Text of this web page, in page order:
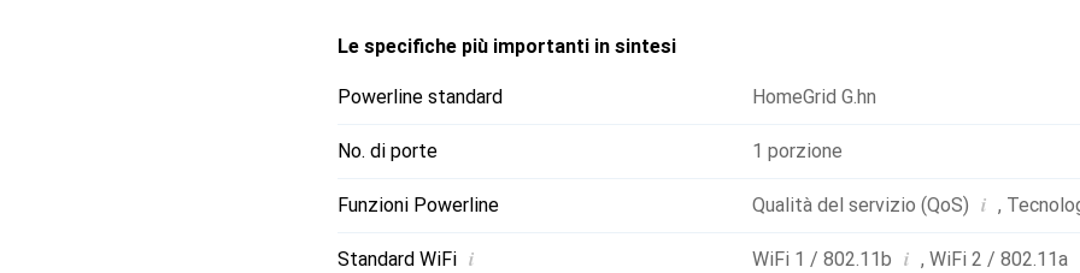
Le specifiche più importanti in sintesi
Powerline standard HomeGrid G.hn
No. di porte 1 porzione
Funzioni Powerline Qualità del servizio (QoS) i ,
Standard WiFi i WiFi 1 / 802.11b i , WiFi 2 / 802.11a